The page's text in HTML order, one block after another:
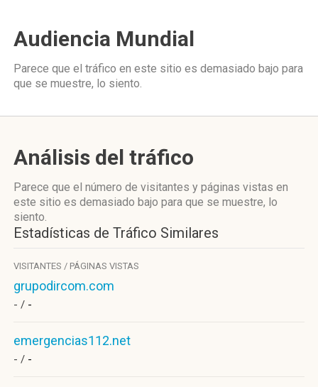
Audiencia Mundial
Parece que el tráfico en este sitio es demasiado bajo para
que se muestre, lo siento.
Análisis del tráfico
Parece que el número de visitantes y páginas vistas en
este sitio es demasiado bajo para que se muestre, lo
siento.
Estadísticas de Tráfico Similares
VISITANTES / PÁGINAS VISTAS
grupodircom.com
- / -
emergencias112.net
- / -